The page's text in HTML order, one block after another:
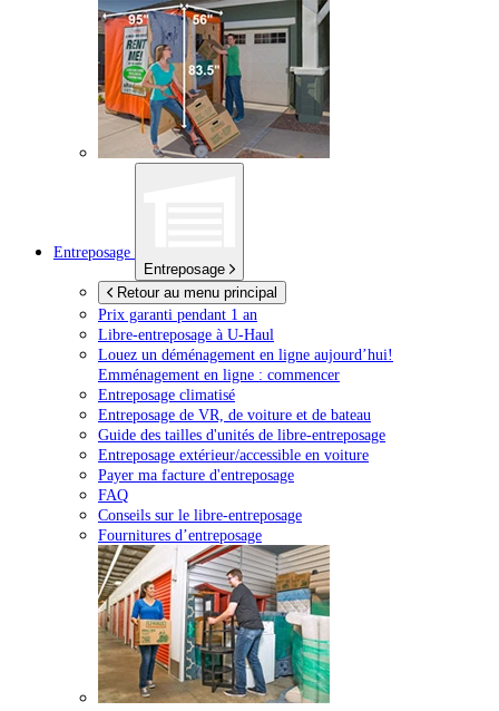
Entreposage
Entreposage
Retour au menu principal
Prix garanti pendant 1 an
Libre-entreposage à U-Haul
Louez un déménagement en ligne aujourd’hui!
Emménagement en ligne : commencer
Entreposage climatisé
Entreposage de VR, de voiture et de bateau
Guide des tailles d'unités de libre-entreposage
Entreposage extérieur/accessible en voiture
Payer ma facture d'entreposage
FAQ
Conseils sur le libre-entreposage
Fournitures d’entreposage